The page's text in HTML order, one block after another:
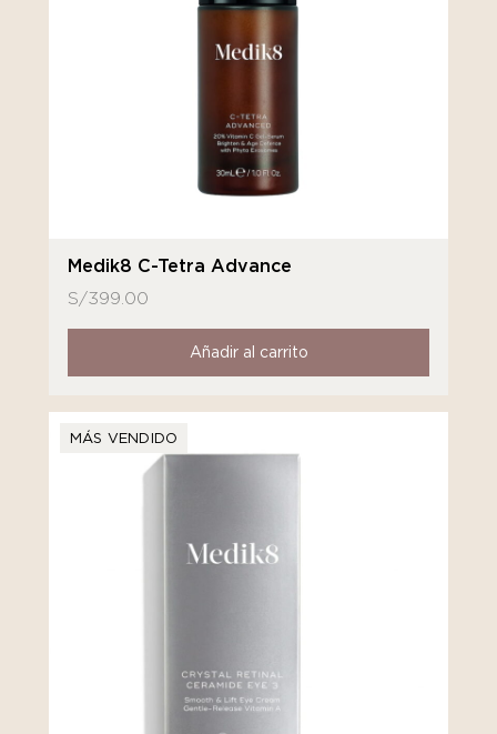
Medik8 C-Tetra Advance
S/399.00
Añadir al carrito
MÁS VENDIDO